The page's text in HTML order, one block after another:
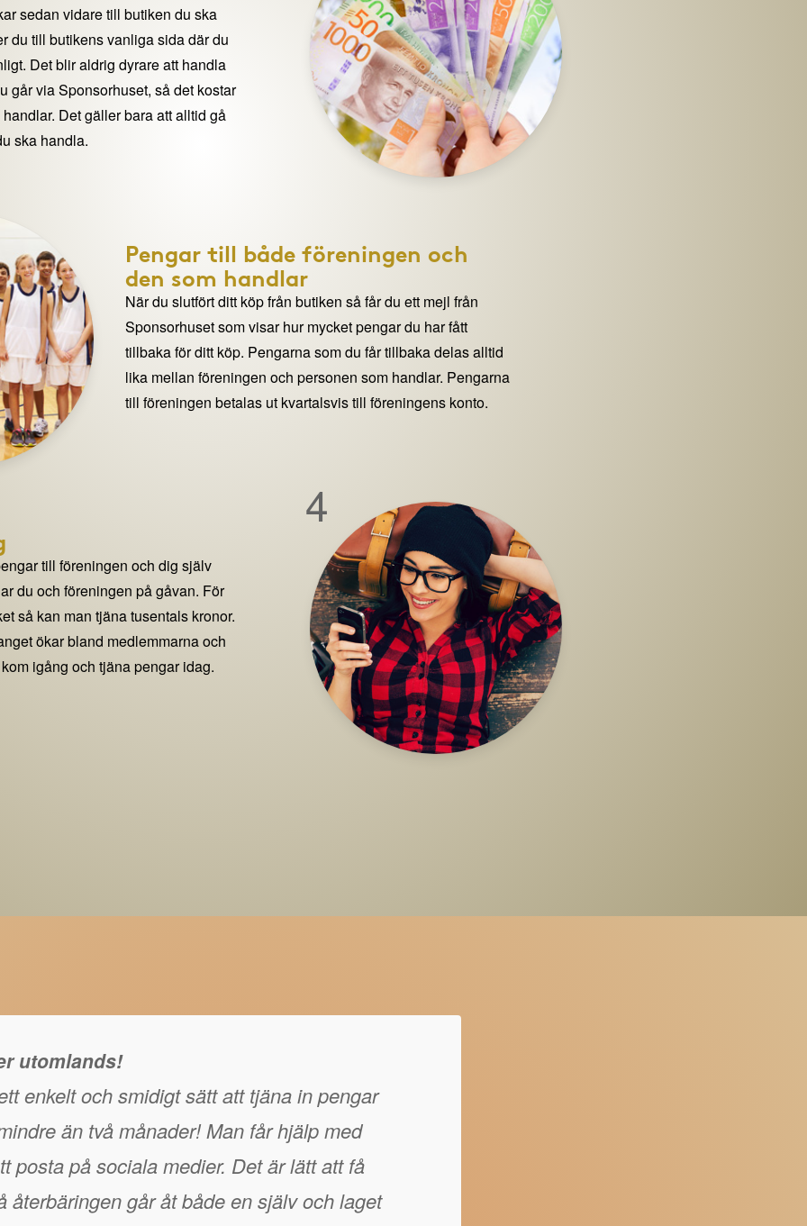
sedan vidare till butiken du ska
du till butikens vanliga sida där du
Det blir aldrig dyrare att handla
går via Sponsorhuset, så det kostar
Det gäller bara att alltid gå
ska handla.
Pengar till både föreningen och
den som handlar
När du slutfört ditt köp från butiken så får du ett mejl från
Sponsorhuset som visar hur mycket pengar du har fått
tillbaka för ditt köp. Pengarna som du får tillbaka delas alltid
lika mellan föreningen och personen som handlar. Pengarna
till föreningen betalas ut kvartalsvis till föreningens konto.
4
till föreningen och dig själv
du och föreningen på gåvan. För
så kan man tjäna tusentals kronor.
ökar bland medlemmarna och
igång och tjäna pengar idag.
utomlands!
enkelt och smidigt sätt att tjäna in pengar
än två månader! Man får hjälp med
posta på sociala medier. Det är lätt att få
återbäringen går åt både en själv och laget